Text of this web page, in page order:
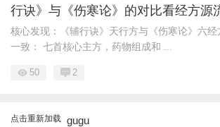
行诀》与《伤寒论》的对比看经方源
核心发现：《辅行诀》天行方与《伤寒论》六
一致： 七首核心主方，药物组成和 ...
50 2
点击重新加载 gugu